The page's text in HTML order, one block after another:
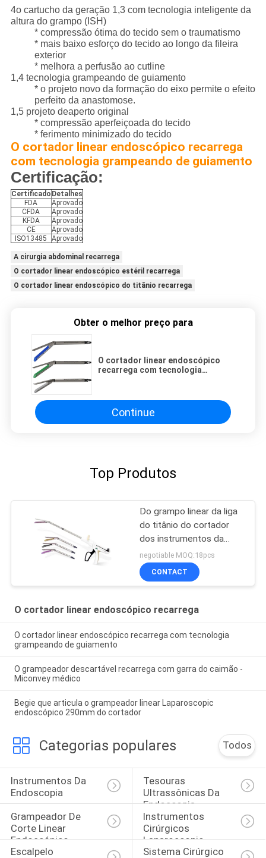
4o cartucho da geração 1,3 com tecnologia inteligente da
altura do grampo (ISH)
* compressão ótima do tecido sem o traumatismo
* mais baixo esforço do tecido ao longo da fileira
exterior
* melhora a perfusão ao cutline
1,4 tecnologia grampeando de guiamento
* o projeto novo da formação do eixo permite o efeito
perfeito da anastomose.
1,5 projeto deaperto original
* compressão aperfeiçoada do tecido
* ferimento minimizado do tecido
O cortador linear endoscópico recarrega
com tecnologia grampeando de guiamento
Certificação:
Certificado Detalhes
FDA
Aprovado
CFDA
Aprovado
KFDA
Aprovado
CE
Aprovado
ISO13485
Aprovado
A cirurgia abdominal recarrega
O cortador linear endoscópico estéril recarrega
O cortador linear endoscópico do titânio recarrega
Obter o melhor preço para
O cortador linear endoscópico
recarrega com tecnologia
Continue
Top Produtos
Do grampo linear da liga
do titânio do cortador
dos instrumentos da
endoscopia cartucho
roxo
negotiable MOQ:18pcs
CONTACT
O cortador linear endoscópico recarrega
O cortador linear endoscópico recarrega com tecnologia
grampeando de guiamento
O grampeador descartável recarrega com garra do caimão -
Miconvey médico
Begie que articula o grampeador linear Laparoscopic
endoscópico 290mm do cortador
Categorias populares Todos
Instrumentos Da
Endoscopia
Tesouras
Ultrassônicas Da
Endoscopia
Grampeador De
Corte Linear
Endoscópico
Instrumentos
Cirúrgicos
Laparoscopic
Escalpelo
Sistema Cirúrgico